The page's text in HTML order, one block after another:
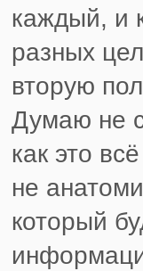
каждый, и
разных
вторую
Думаю не
как это
не
который